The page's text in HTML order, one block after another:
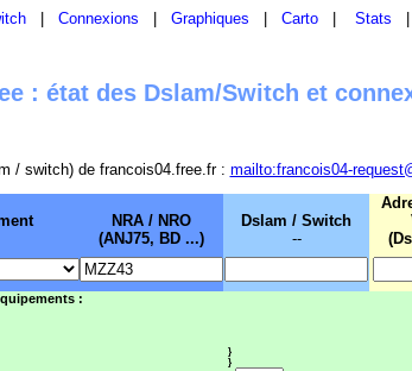
Connexions Graphiques Carto Stats
: état des Dslam/Switch et
/ switch) de francois04.free.fr : mailto:francois04-
NRA / NRO
(ANJ75, BD ...)
Dslam / Switch
--
:
}
}